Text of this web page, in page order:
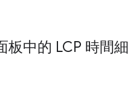
板中的 LCP 時間細